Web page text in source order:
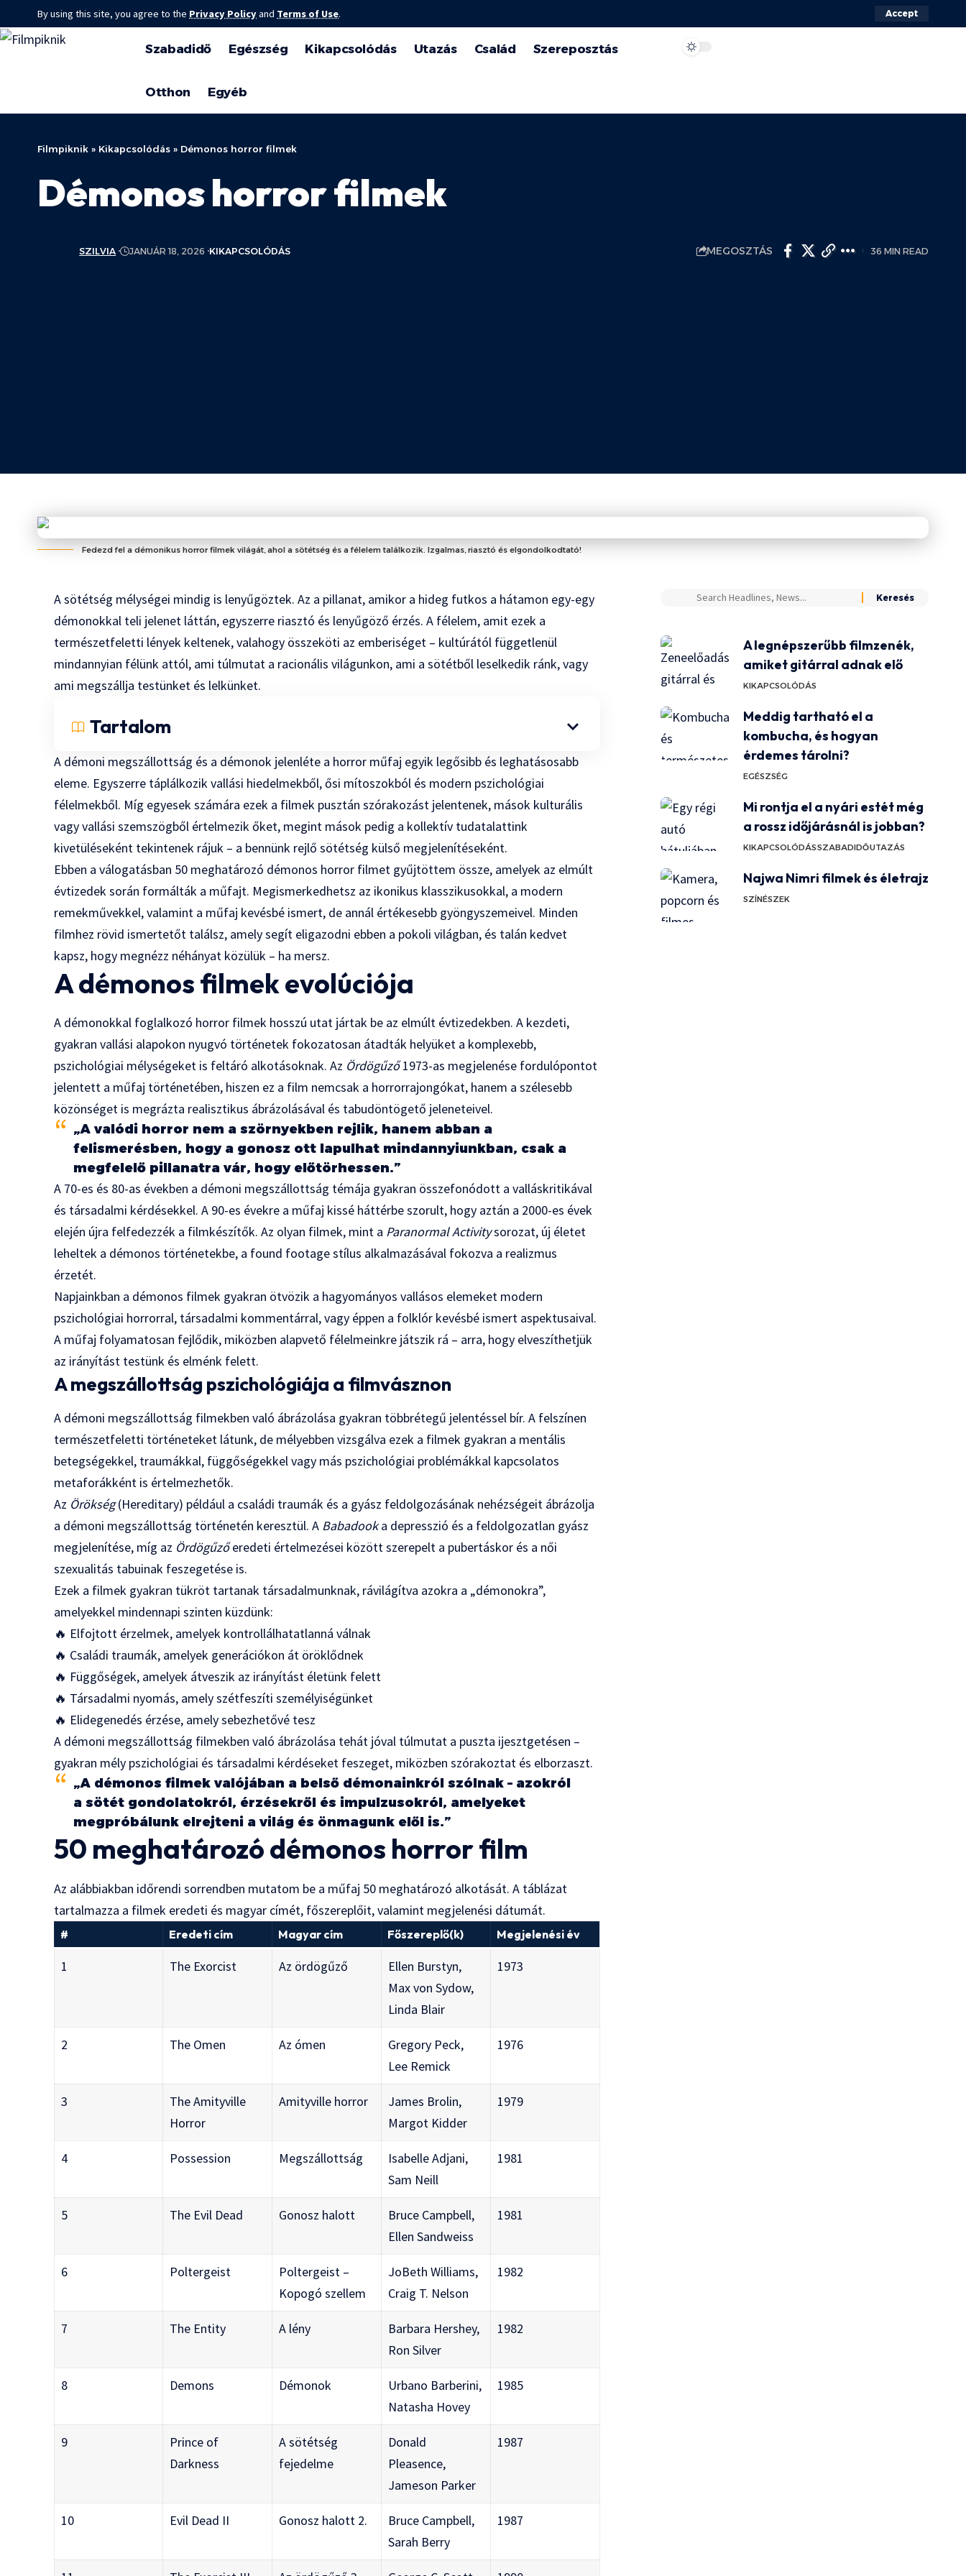
By using this site, you agree to the Privacy Policyand Terms of Use. Accept
Szabadidő Egészség Kikapcsolódás Utazás Család Szereposztás
Otthon Egyéb
Filmpiknik » Kikapcsolódás » Démonos horror filmek
Démonos horror filmek
SZILVIA JANUÁR 18, 2026 KIKAPCSOLÓDÁS MEGOSZTÁS 36 MIN READ
Fedezd fel a démonikus horror filmek világát, ahol a sötétség és a félelem találkozik. Izgalmas, riasztó és elgondolkodtató!
A sötétség mélységei mindig is lenyűgöztek. Az a pillanat, amikor a hideg futkos a hátamon egy-egy
démonokkal teli jelenet láttán, egyszerre riasztó és lenyűgöző érzés. A félelem, amit ezek a
természetfeletti lények keltenek, valahogy összeköti az emberiséget – kultúrától függetlenül
mindannyian félünk attól, ami túlmutat a racionális világunkon, ami a sötétből leselkedik ránk, vagy
ami megszállja testünket és lelkünket.
Tartalom
A démoni megszállottság és a démonok jelenléte a horror műfaj egyik legősibb és leghatásosabb
eleme. Egyszerre táplálkozik vallási hiedelmekből, ősi mítoszokból és modern pszichológiai
félelmekből. Míg egyesek számára ezek a filmek pusztán szórakozást jelentenek, mások kulturális
vagy vallási szemszögből értelmezik őket, megint mások pedig a kollektív tudatalattink
kivetüléseként tekintenek rájuk – a bennünk rejlő sötétség külső megjelenítéseként.
Ebben a válogatásban 50 meghatározó démonos horror filmet gyűjtöttem össze, amelyek az elmúlt
évtizedek során formálták a műfajt. Megismerkedhetsz az ikonikus klasszikusokkal, a modern
remekművekkel, valamint a műfaj kevésbé ismert, de annál értékesebb gyöngyszemeivel. Minden
filmhez rövid ismertetőt találsz, amely segít eligazodni ebben a pokoli világban, és talán kedvet
kapsz, hogy megnézz néhányat közülük – ha mersz.
A démonos filmek evolúciója
A démonokkal foglalkozó horror filmek hosszú utat jártak be az elmúlt évtizedekben. A kezdeti,
gyakran vallási alapokon nyugvó történetek fokozatosan átadták helyüket a komplexebb,
pszichológiai mélységeket is feltáró alkotásoknak. Az Ördögűző1973-as megjelenése fordulópontot
jelentett a műfaj történetében, hiszen ez a film nemcsak a horrorrajongókat, hanem a szélesebb
közönséget is megrázta realisztikus ábrázolásával és tabudöntögető jeleneteivel.
„A valódi horror nem a szörnyekben rejlik, hanem abban a
felismerésben, hogy a gonosz ott lapulhat mindannyiunkban, csak a
megfelelő pillanatra vár, hogy előtörhessen.”
A 70-es és 80-as években a démoni megszállottság témája gyakran összefonódott a valláskritikával
és társadalmi kérdésekkel. A 90-es évekre a műfaj kissé háttérbe szorult, hogy aztán a 2000-es évek
elején újra felfedezzék a filmkészítők. Az olyan filmek, mint a Paranormal Activitysorozat, új életet
leheltek a démonos történetekbe, a found footage stílus alkalmazásával fokozva a realizmus
érzetét.
Napjainkban a démonos filmek gyakran ötvözik a hagyományos vallásos elemeket modern
pszichológiai horrorral, társadalmi kommentárral, vagy éppen a folklór kevésbé ismert aspektusaival.
A műfaj folyamatosan fejlődik, miközben alapvető félelmeinkre játszik rá – arra, hogy elveszíthetjük
az irányítást testünk és elménk felett.
A megszállottság pszichológiája a filmvásznon
A démoni megszállottság filmekben való ábrázolása gyakran többrétegű jelentéssel bír. A felszínen
természetfeletti történeteket látunk, de mélyebben vizsgálva ezek a filmek gyakran a mentális
betegségekkel, traumákkal, függőségekkel vagy más pszichológiai problémákkal kapcsolatos
metaforákként is értelmezhetők.
Az Örökség(Hereditary) például a családi traumák és a gyász feldolgozásának nehézségeit ábrázolja
a démoni megszállottság történetén keresztül. A Babadooka depresszió és a feldolgozatlan gyász
megjelenítése, míg az Ördögűzőeredeti értelmezései között szerepelt a pubertáskor és a női
szexualitás tabuinak feszegetése is.
Ezek a filmek gyakran tükröt tartanak társadalmunknak, rávilágítva azokra a „démonokra”,
amelyekkel mindennapi szinten küzdünk:
🔥 Elfojtott érzelmek, amelyek kontrollálhatatlanná válnak
🔥 Családi traumák, amelyek generációkon át öröklődnek
🔥 Függőségek, amelyek átveszik az irányítást életünk felett
🔥 Társadalmi nyomás, amely szétfeszíti személyiségünket
🔥 Elidegenedés érzése, amely sebezhetővé tesz
A démoni megszállottság filmekben való ábrázolása tehát jóval túlmutat a puszta ijesztgetésen –
gyakran mély pszichológiai és társadalmi kérdéseket feszeget, miközben szórakoztat és elborzaszt.
„A démonos filmek valójában a belső démonainkról szólnak – azokról
a sötét gondolatokról, érzésekről és impulzusokról, amelyeket
megpróbálunk elrejteni a világ és önmagunk elől is.”
50 meghatározó démonos horror film
Az alábbiakban időrendi sorrendben mutatom be a műfaj 50 meghatározó alkotását. A táblázat
tartalmazza a filmek eredeti és magyar címét, főszereplőit, valamint megjelenési dátumát.
# Eredeti cím Magyar cím Főszereplő(k) Megjelenési év
1 The Exorcist Az ördögűző
Ellen Burstyn,
Max von Sydow,
Linda Blair
1973
2 The Omen Az ómen
Gregory Peck,
Lee Remick
1976
3
The Amityville
Horror
Amityville horror
James Brolin,
Margot Kidder
1979
4 Possession Megszállottság
Isabelle Adjani,
Sam Neill
1981
5 The Evil Dead Gonosz halott
Bruce Campbell,
Ellen Sandweiss
1981
6 Poltergeist
Poltergeist –
Kopogó szellem
JoBeth Williams,
Craig T. Nelson
1982
7 The Entity A lény
Barbara Hershey,
Ron Silver
1982
8 Demons Démonok
Urbano Barberini,
Natasha Hovey
1985
9
Prince of
Darkness
A sötétség
fejedelme
Donald
Pleasence,
Jameson Parker
1987
10 Evil Dead II Gonosz halott 2.
Bruce Campbell,
Sarah Berry
1987
A legnépszerűbb filmzenék,
amiket gitárral adnak elő
KIKAPCSOLÓDÁS
Meddig tartható el a
kombucha, és hogyan
érdemes tárolni?
EGÉSZSÉG
Mi rontja el a nyári estét még
a rossz időjárásnál is jobban?
KIKAPCSOLÓDÁSSZABADIDŐUTAZÁS
Najwa Nimri filmek és életrajz
SZÍNÉSZEK